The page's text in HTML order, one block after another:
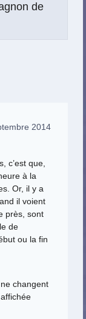
de
2014
c’est que,
à la
Or, il y a
il voient
près, sont
de
ou la fin
changent